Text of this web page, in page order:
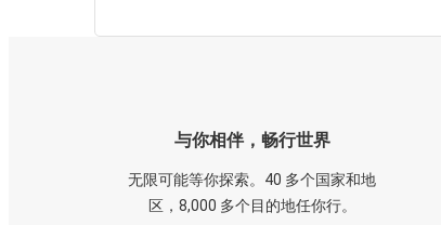
与你相伴，畅行世界
无限可能等你探索。40 多个国家和地
区，8,000 多个目的地任你行。